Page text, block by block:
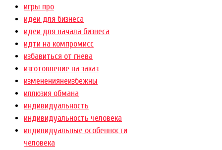
игры про
идеи для бизнеса
идеи для начала бизнеса
идти на компромисс
избавиться от гнева
изготовление на заказ
изменениянеизбежны
иллюзия обмана
индивидуальность
индивидуальность человека
индивидуальные особенности
человека